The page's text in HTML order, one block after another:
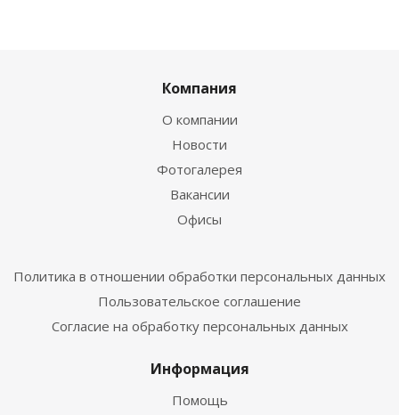
Компания
О компании
Новости
Фотогалерея
Вакансии
Офисы
Политика в отношении обработки персональных данных
Пользовательское соглашение
Согласие на обработку персональных данных
Информация
Помощь